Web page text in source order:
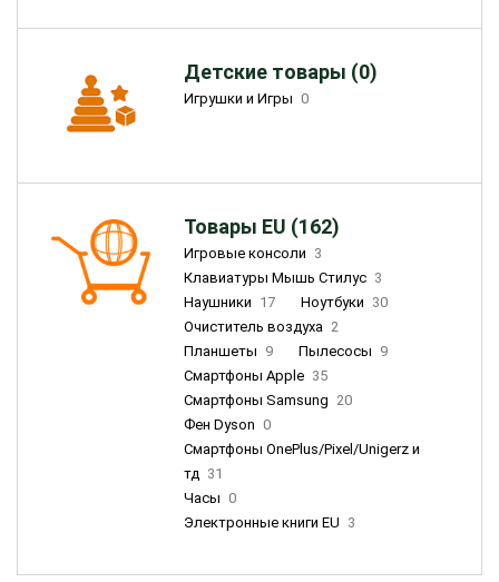
Детские товары (0)
Игрушки и Игры 0
Товары EU (162)
Игровые консоли 3
Клавиатуры Мышь Стилус 3
Наушники 17 Ноутбуки 30
Очиститель воздуха 2
Планшеты 9 Пылесосы 9
Смартфоны Apple 35
Смартфоны Samsung 20
Фен Dyson 0
Смартфоны OnePlus/Pixel/Unigerz и
тд 31
Часы 0
Электронные книги EU 3